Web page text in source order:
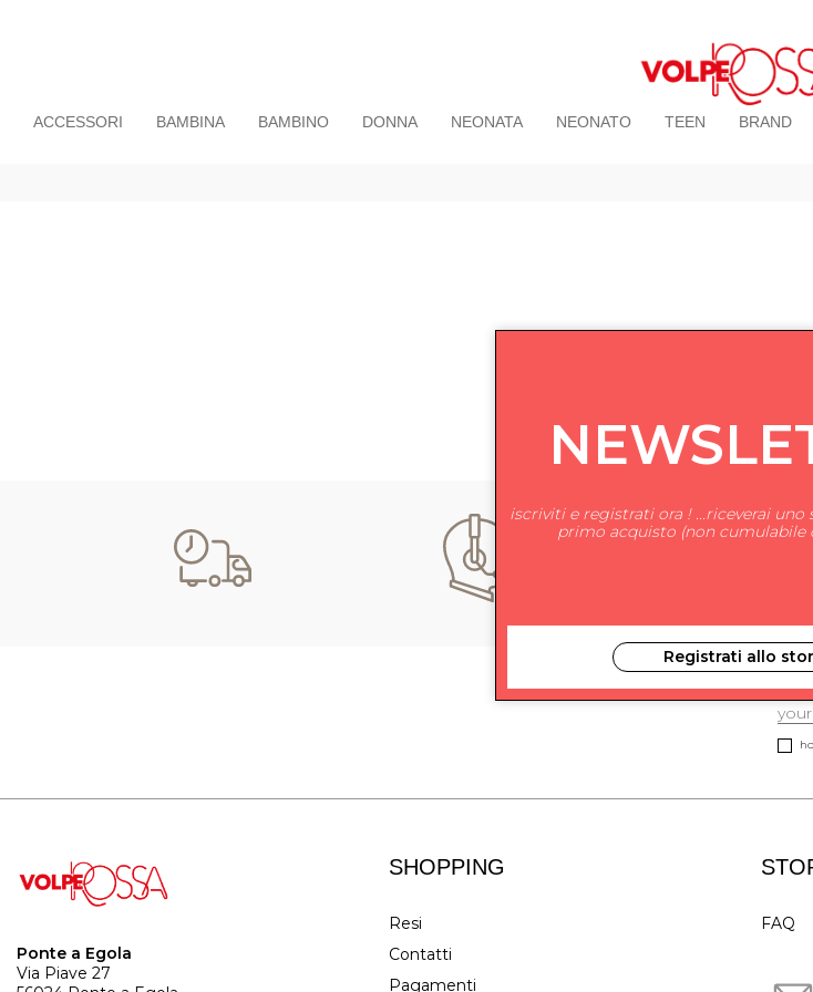
ACCESSORI BAMBINA BAMBINO DONNA NEONATA NEONATO TEEN BRAND
Ponte a Egola
Via Piave 27
SHOPPING
Resi
Contatti
Pagamenti
FAQ
iscriviti e registrati ora ! ...riceverai uno
primo acquisto (non cumulabile
Registrati allo